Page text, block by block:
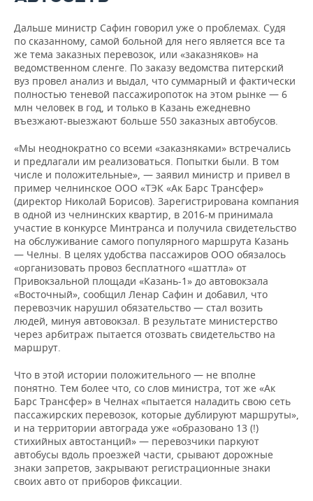
Дальше министр Сафин говорил уже о проблемах. Судя
по сказанному, самой больной для него является все та
же тема заказных перевозок, или «заказняков» на
ведомственном сленге. По заказу ведомства питерский
вуз провел анализ и выдал, что суммарный и фактически
полностью теневой пассажиропоток на этом рынке — 6
млн человек в год, и только в Казань ежедневно
въезжают-выезжают больше 550 заказных автобусов.
«Мы неоднократно со всеми «заказняками» встречались
и предлагали им реализоваться. Попытки были. В том
числе и положительные», — заявил министр и привел в
пример челнинское ООО «ТЭК «Ак Барс Трансфер»
(директор Николай Борисов). Зарегистрирована компания
в одной из челнинских квартир, в 2016-м принимала
участие в конкурсе Минтранса и получила свидетельство
на обслуживание самого популярного маршрута Казань
— Челны. В целях удобства пассажиров ООО обязалось
«организовать провоз бесплатного «шаттла» от
Привокзальной площади «Казань-1» до автовокзала
«Восточный», сообщил Ленар Сафин и добавил, что
перевозчик нарушил обязательство — стал возить
людей, минуя автовокзал. В результате министерство
через арбитраж пытается отозвать свидетельство на
маршрут.
Что в этой истории положительного — не вполне
понятно. Тем более что, со слов министра, тот же «Ак
Барс Трансфер» в Челнах «пытается наладить свою сеть
пассажирских перевозок, которые дублируют маршруты»,
и на территории автограда уже «образовано 13 (!)
стихийных автостанций» — перевозчики паркуют
автобусы вдоль проезжей части, срывают дорожные
знаки запретов, закрывают регистрационные знаки
своих авто от приборов фиксации.